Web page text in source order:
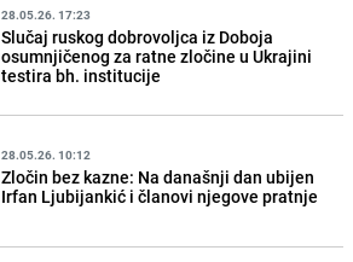
28.05.26. 17:23
Slučaj ruskog dobrovoljca iz Doboja
osumnjičenog za ratne zločine u Ukrajini
testira bh. institucije
28.05.26. 10:12
Zločin bez kazne: Na današnji dan ubijen
Irfan Ljubijankić i članovi njegove pratnje